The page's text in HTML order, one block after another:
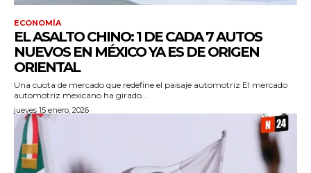
ECONOMÍA
EL ASALTO CHINO: 1 DE CADA 7 AUTOS
NUEVOS EN MÉXICO YA ES DE ORIGEN
ORIENTAL
Una cuota de mercado que redefine el paisaje automotriz El mercado
automotriz mexicano ha girado...
jueves 15 enero, 2026